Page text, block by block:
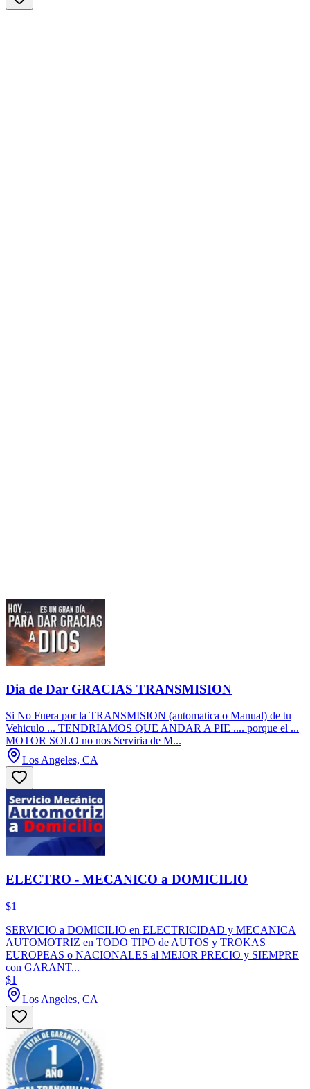
Dia de Dar GRACIAS TRANSMISION
Si No Fuera por la TRANSMISION (automatica o Manual) de tu
Vehiculo ... TENDRIAMOS QUE ANDAR A PIE .... porque el ...
MOTOR SOLO no nos Serviria de M...
Los Angeles, CA
ELECTRO - MECANICO a DOMICILIO
$1
SERVICIO a DOMICILIO en ELECTRICIDAD y MECANICA
AUTOMOTRIZ en TODO TIPO de AUTOS y TROKAS
EUROPEAS o NACIONALES al MEJOR PRECIO y SIEMPRE
con GARANT...
$1
Los Angeles, CA